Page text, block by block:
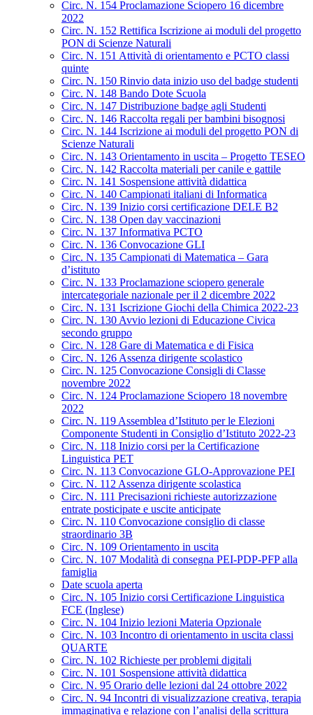
Circ. N. 154 Proclamazione Sciopero 16 dicembre
2022
Circ. N. 152 Rettifica Iscrizione ai moduli del progetto
PON di Scienze Naturali
Circ. N. 151 Attività di orientamento e PCTO classi
quinte
Circ. N. 150 Rinvio data inizio uso del badge studenti
Circ. N. 148 Bando Dote Scuola
Circ. N. 147 Distribuzione badge agli Studenti
Circ. N. 146 Raccolta regali per bambini bisognosi
Circ. N. 144 Iscrizione ai moduli del progetto PON di
Scienze Naturali
Circ. N. 143 Orientamento in uscita – Progetto TESEO
Circ. N. 142 Raccolta materiali per canile e gattile
Circ. N. 141 Sospensione attività didattica
Circ. N. 140 Campionati italiani di Informatica
Circ. N. 139 Inizio corsi certificazione DELE B2
Circ. N. 138 Open day vaccinazioni
Circ. N. 137 Informativa PCTO
Circ. N. 136 Convocazione GLI
Circ. N. 135 Campionati di Matematica – Gara
d’istituto
Circ. N. 133 Proclamazione sciopero generale
intercategoriale nazionale per il 2 dicembre 2022
Circ. N. 131 Iscrizione Giochi della Chimica 2022-23
Circ. N. 130 Avvio lezioni di Educazione Civica
secondo gruppo
Circ. N. 128 Gare di Matematica e di Fisica
Circ. N. 126 Assenza dirigente scolastico
Circ. N. 125 Convocazione Consigli di Classe
novembre 2022
Circ. N. 124 Proclamazione Sciopero 18 novembre
2022
Circ. N. 119 Assemblea d’Istituto per le Elezioni
Componente Studenti in Consiglio d’Istituto 2022-23
Circ. N. 118 Inizio corsi per la Certificazione
Linguistica PET
Circ. N. 113 Convocazione GLO-Approvazione PEI
Circ. N. 112 Assenza dirigente scolastica
Circ. N. 111 Precisazioni richieste autorizzazione
entrate posticipate e uscite anticipate
Circ. N. 110 Convocazione consiglio di classe
straordinario 3B
Circ. N. 109 Orientamento in uscita
Circ. N. 107 Modalità di consegna PEI-PDP-PFP alla
famiglia
Date scuola aperta
Circ. N. 105 Inizio corsi Certificazione Linguistica
FCE (Inglese)
Circ. N. 104 Inizio lezioni Materia Opzionale
Circ. N. 103 Incontro di orientamento in uscita classi
QUARTE
Circ. N. 102 Richieste per problemi digitali
Circ. N. 101 Sospensione attività didattica
Circ. N. 95 Orario delle lezioni dal 24 ottobre 2022
Circ. N. 94 Incontri di visualizzazione creativa, terapia
immaginativa e relazione con l’analisi della scrittura